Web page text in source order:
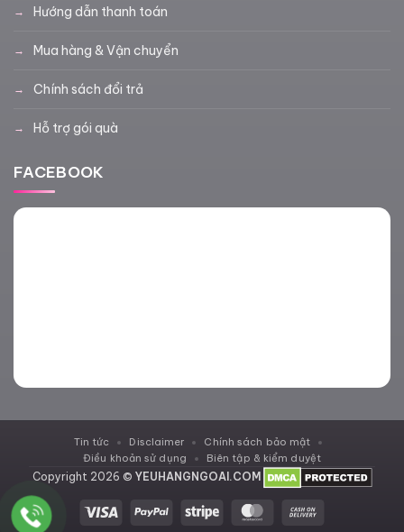
Hướng dẫn thanh toán
Mua hàng & Vận chuyển
Chính sách đổi trả
Hỗ trợ gói quà
FACEBOOK
Visa PayPal Stripe MasterCard
Tin tức Disclaimer
Chính sách bảo mật
Điều khoản sử dụng
Biên tập & kiểm duyệt
Copyright 2026 © YEUHANGNGOAI.COM